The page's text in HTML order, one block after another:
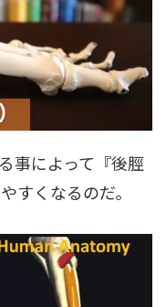
事によって『後脛
すくなるのだ。